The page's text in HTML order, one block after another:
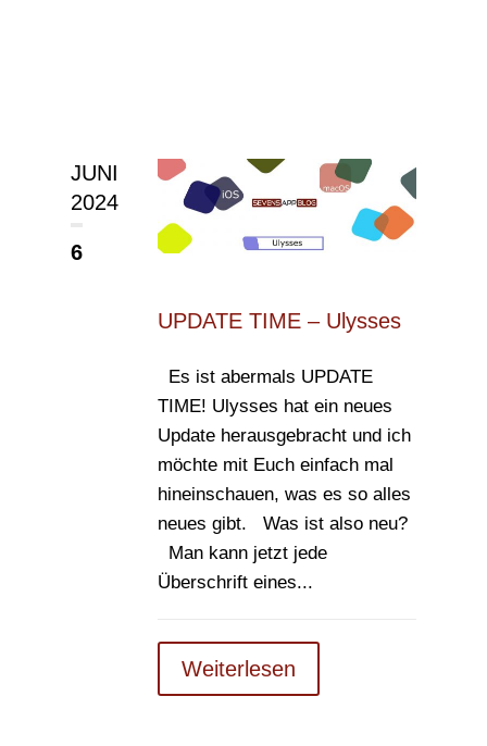
JUNI
2024
6
UPDATE TIME – Ulysses
Es ist abermals UPDATE
TIME! Ulysses hat ein neues
Update herausgebracht und ich
möchte mit Euch einfach mal
hineinschauen, was es so alles
neues gibt. Was ist also neu?
Man kann jetzt jede
Überschrift eines...
Weiterlesen